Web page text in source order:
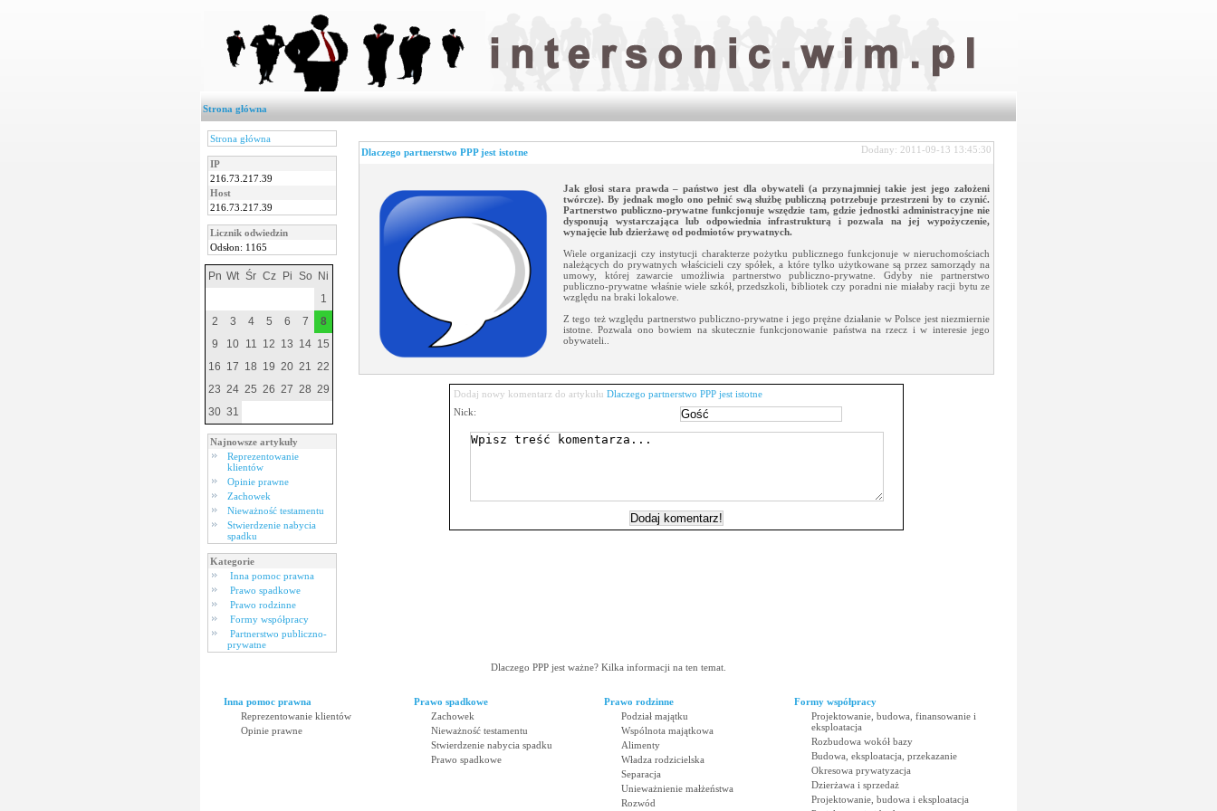
Strona główna
Strona główna
IP
216.73.217.39
Host
216.73.217.39
Licznik odwiedzin
Odsłon: 1165
Pn Wt Śr Cz Pi So
Ni
1
2
3 4 5 6 7
8
9
10 11 12 13 14 15
16 17 18 19 20 21 22
23 24 25 26 27 28 29
30 31
Najnowsze artykuły
Reprezentowanie
klientów
Opinie prawne
Zachowek
Nieważność testamentu
Stwierdzenie nabycia
spadku
Kategorie
Inna pomoc prawna
Prawo spadkowe
Prawo rodzinne
Formy współpracy
Partnerstwo publiczno-
prywatne
Dlaczego partnerstwo PPP jest istotne Dodany: 2011-09-13 13:45:30
Jak głosi stara prawda – państwo jest dla obywateli (a przynajmniej takie jest jego założeni
twórcze). By jednak mogło ono pełnić swą służbę publiczną potrzebuje przestrzeni by to czynić.
Partnerstwo publiczno-prywatne funkcjonuje wszędzie tam, gdzie jednostki administracyjne nie
dysponują wystarczająca lub odpowiednia infrastrukturą i pozwala na jej wypożyczenie,
wynajęcie lub dzierżawę od podmiotów prywatnych.
Wiele organizacji czy instytucji charakterze pożytku publicznego funkcjonuje w nieruchomościach
należących do prywatnych właścicieli czy spółek, a które tylko użytkowane są przez samorządy na
umowy, której zawarcie umożliwia partnerstwo publiczno-prywatne. Gdyby nie partnerstwo
publiczno-prywatne właśnie wiele szkół, przedszkoli, bibliotek czy poradni nie miałaby racji bytu ze
względu na braki lokalowe.
Z tego też względu partnerstwo publiczno-prywatne i jego prężne działanie w Polsce jest niezmiernie
istotne. Pozwala ono bowiem na skutecznie funkcjonowanie państwa na rzecz i w interesie jego
obywateli..
Dodaj nowy komentarz do artykułu Dlaczego partnerstwo PPP jest istotne
Nick:
Dlaczego PPP jest ważne? Kilka informacji na ten temat.
Inna pomoc prawna
Reprezentowanie klientów
Opinie prawne
Prawo spadkowe
Zachowek
Nieważność testamentu
Stwierdzenie nabycia spadku
Prawo spadkowe
Prawo rodzinne
Podział majątku
Wspólnota majątkowa
Alimenty
Władza rodzicielska
Separacja
Unieważnienie małżeństwa
Rozwód
Formy współpracy
Projektowanie, budowa, finansowanie i
eksploatacja
Rozbudowa wokół bazy
Budowa, eksploatacja, przekazanie
Okresowa prywatyzacja
Dzierżawa i sprzedaż
Projektowanie, budowa i eksploatacja